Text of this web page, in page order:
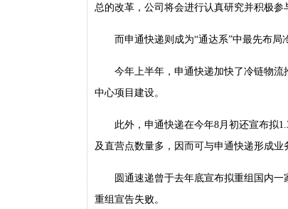
总的改革，公司将会进行认真研究并积极参
而申通快递则成为“通达系”中最先布局
今年上半年，申通快递加快了冷链物
中心项目建设。
此外，申通快递在今年8月初还宣布拟
及直营点数量多，因而可与申通快递形成业
圆通速递曾于去年底宣布拟重组国内
重组宣告失败。